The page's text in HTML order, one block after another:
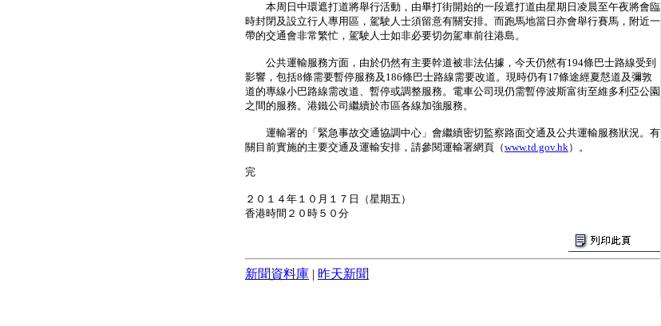
本周日中環遮打道將舉行活動，由畢打街開始的一段遮打道由星期日凌晨至午夜將會臨
時封閉及設立行人專用區，駕駛人士須留意有關安排。而跑馬地當日亦會舉行賽馬，附近一
帶的交通會非常繁忙，駕駛人士如非必要切勿駕車前往港島。
公共運輸服務方面，由於仍然有主要幹道被非法佔據，今天仍然有194條巴士路線受到
影響，包括8條需要暫停服務及186條巴士路線需要改道。現時仍有17條途經夏慤道及彌敦
道的專線小巴路線需改道、暫停或調整服務。電車公司現仍需暫停波斯富街至維多利亞公園
之間的服務。港鐵公司繼續於市區各線加強服務。
運輸署的「緊急事故交通協調中心」會繼續密切監察路面交通及公共運輸服務狀況。有
關目前實施的主要交通及運輸安排，請參閱運輸署網頁（www.td.gov.hk）。
完
２０１４年１０月１７日（星期五）
香港時間２０時５０分
新聞資料庫 | 昨天新聞